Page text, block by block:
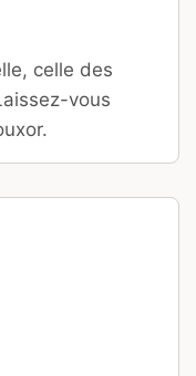
celle des
vous